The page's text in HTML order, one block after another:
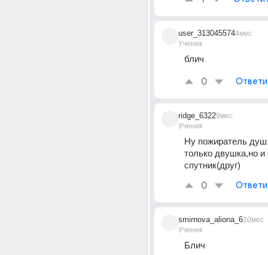
user_313045574
Ученик
4мес
блич
0
ridge_6322
Ученик
9мес
Ну пожиратель
только двушка,но и
спутник(друг)
0
smirnova_aliona_6
Ученик
10мес
Блич